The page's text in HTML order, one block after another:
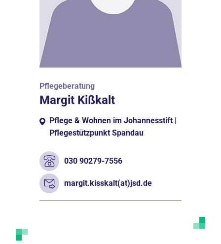
Pflegeberatung
Margit Kißkalt
Pflege & Wohnen im Johannesstift |
Pflegestützpunkt Spandau
030 90279-7556
margit.kisskalt(at)jsd.de